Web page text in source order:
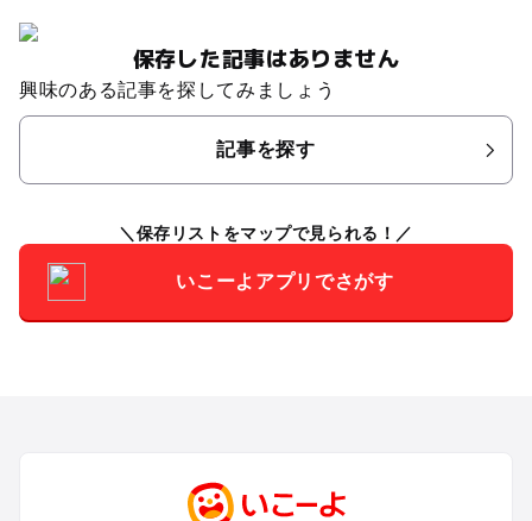
保存した記事はありません
興味のある記事を探してみましょう
記事を探す
保存リストをマップで見られる！
いこーよアプリでさがす